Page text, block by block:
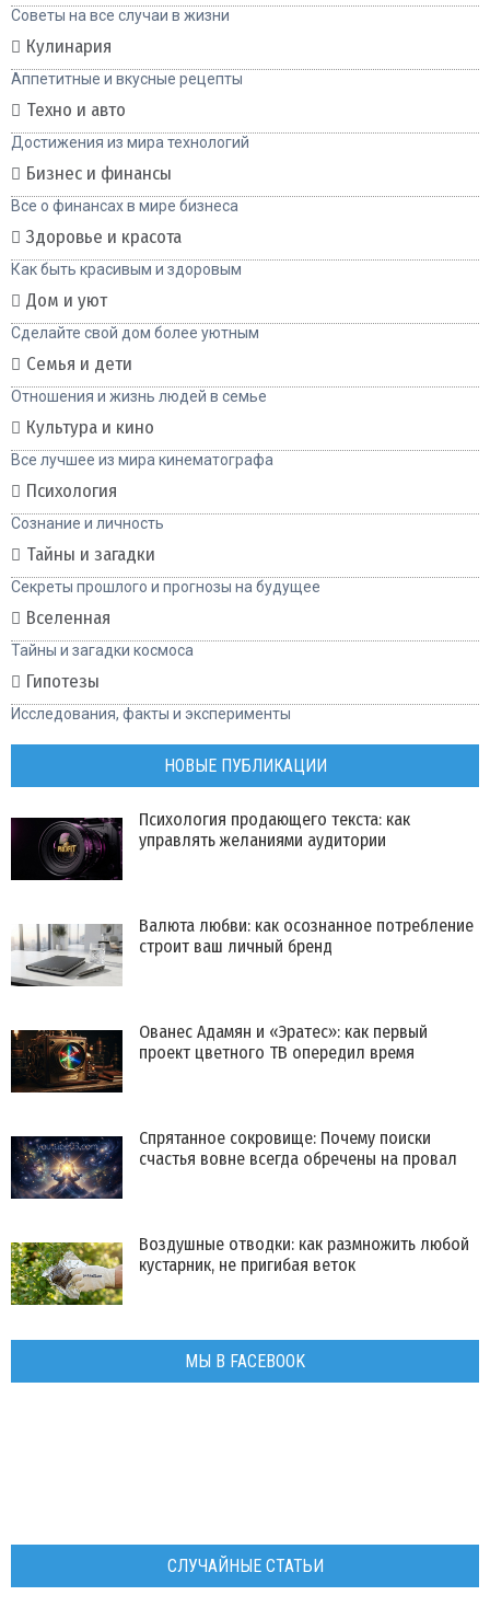
Советы на все случаи в жизни
Кулинария
Аппетитные и вкусные рецепты
Техно и авто
Достижения из мира технологий
Бизнес и финансы
Все о финансах в мире бизнеса
Здоровье и красота
Как быть красивым и здоровым
Дом и уют
Сделайте свой дом более уютным
Семья и дети
Отношения и жизнь людей в семье
Культура и кино
Все лучшее из мира кинематографа
Психология
Сознание и личность
Тайны и загадки
Секреты прошлого и прогнозы на будущее
Вселенная
Тайны и загадки космоса
Гипотезы
Исследования, факты и эксперименты
НОВЫЕ ПУБЛИКАЦИИ
Психология продающего текста: как
управлять желаниями аудитории
Валюта любви: как осознанное потребление
строит ваш личный бренд
Ованес Адамян и «Эратес»: как первый
проект цветного ТВ опередил время
Спрятанное сокровище: Почему поиски
счастья вовне всегда обречены на провал
Воздушные отводки: как размножить любой
кустарник, не пригибая веток
МЫ В FACEBOOK
СЛУЧАЙНЫЕ СТАТЬИ